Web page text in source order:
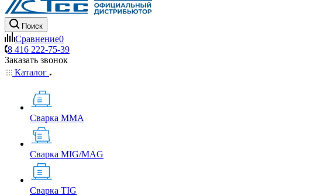
Поиск
Сравнение0
8 416 222-75-39
Заказать звонок
Каталог
Сварка MMA
Сварка MIG/MAG
Сварка TIG